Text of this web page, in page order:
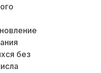
без